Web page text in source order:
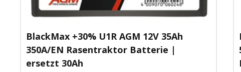
BlackMax +30% U1R AGM 12V 35Ah
350A/EN Rasentraktor Batterie |
ersetzt 30Ah